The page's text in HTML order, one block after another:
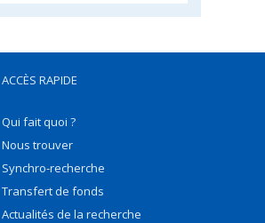
ACCÈS RAPIDE
Qui fait quoi ?
Nous trouver
Synchro-recherche
Transfert de fonds
Actualités de la recherche